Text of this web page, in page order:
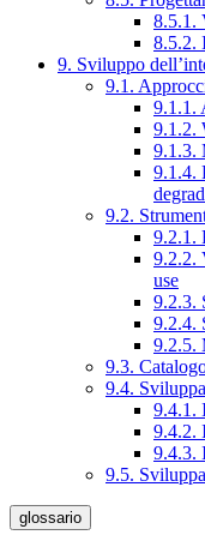
8.5.1.
8.5.2.
9. Sviluppo
9.1.
9.1.1.
9.1.2.
9.1.3.
9.1.4.
9.2.
9.2.1.
9.2.2.
use
9.2.3.
9.2.4.
9.2.5.
9.3.
9.4.
9.4.1.
9.4.2.
9.4.3.
9.5.
glossario